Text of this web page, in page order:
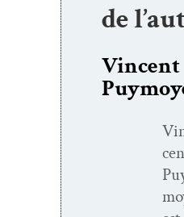
de
Vincent